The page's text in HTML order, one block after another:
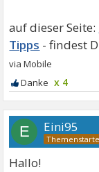
Tipps
x 4
E Eini95
Hallo!